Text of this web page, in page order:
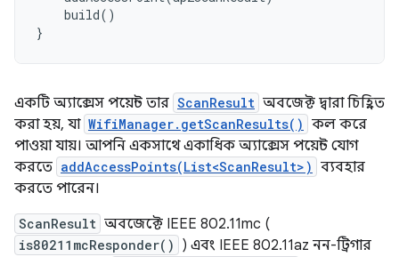
build()
}
একটি অ্যাক্সেস পয়েন্ট তার ScanResult অবজেক্ট দ্বারা চিহ্নিত
করা হয়, যা WifiManager.getScanResults() কল করে
পাওয়া যায়। আপনি একসাথে একাধিক অ্যাক্সেস পয়েন্ট যোগ
করতে addAccessPoints(List<ScanResult>) ব্যবহার
করতে পারেন।
ScanResult অবজেক্টে IEEE 802.11mc (
is80211mcResponder()
) এবং IEEE 802.11az নন-ট্রিগার